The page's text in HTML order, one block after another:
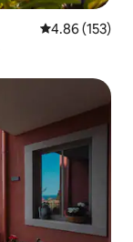
レビュー153
4.86 (153)